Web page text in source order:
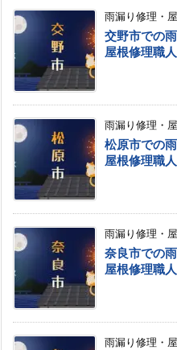
雨漏り修理・
交野市での
屋根修理職人
雨漏り修理・
松原市での
屋根修理職人
雨漏り修理・
奈良市での
屋根修理職人
雨漏り修理・